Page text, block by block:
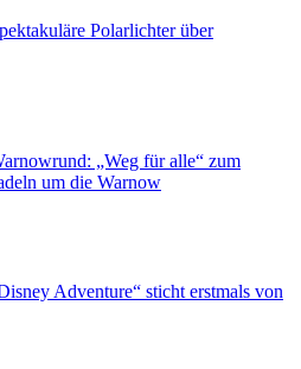
Polarlichter über
„Weg für alle“ zum
um die Warnow
Adventure“ sticht erstmals von